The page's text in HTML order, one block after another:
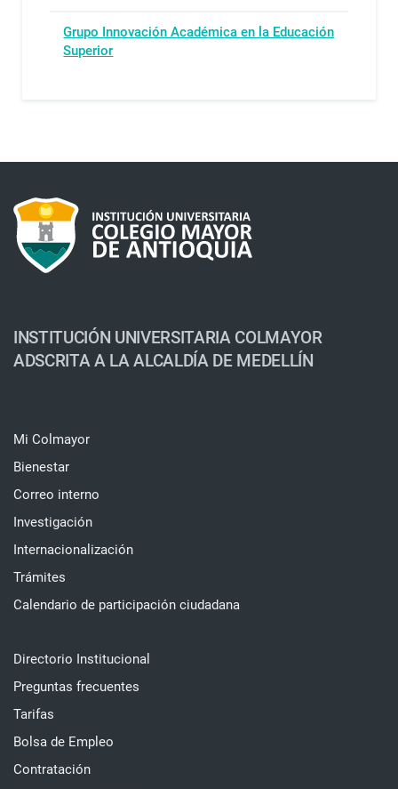
Grupo Innovación Académica en la Educación
Superior
INSTITUCIÓN UNIVERSITARIA COLMAYOR
ADSCRITA A LA ALCALDÍA DE MEDELLÍN
Mi Colmayor
Bienestar
Correo interno
Investigación
Internacionalización
Trámites
Calendario de participación ciudadana
Directorio Institucional
Preguntas frecuentes
Tarifas
Bolsa de Empleo
Contratación